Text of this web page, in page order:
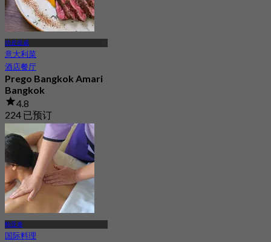
叻差提威
意大利菜
酒店餐厅
Prego Bangkok Amari
Bangkok
4.8
224 已预订
帕亚泰
国际料理